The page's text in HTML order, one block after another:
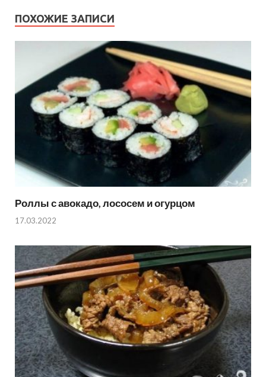
ПОХОЖИЕ ЗАПИСИ
Роллы с авокадо, лососем и огурцом
17.03.2022